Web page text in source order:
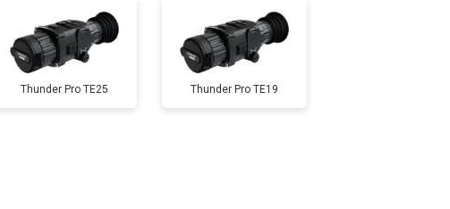
Thunder Pro TE25 Thunder Pro TE19